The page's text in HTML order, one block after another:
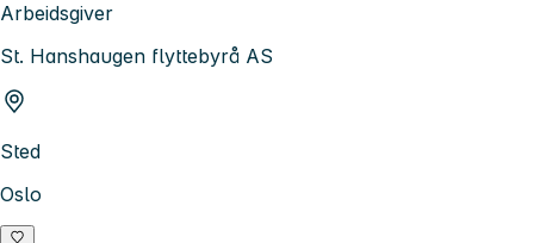
Arbeidsgiver
St. Hanshaugen flyttebyrå AS
Sted
Oslo